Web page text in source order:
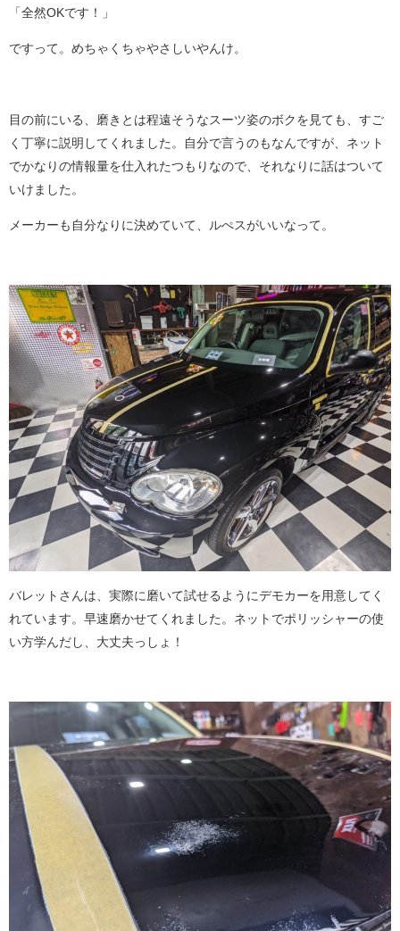
「全然OKです！」
ですって。めちゃくちゃやさしいやんけ。
目の前にいる、磨きとは程遠そうなスーツ姿のボクを見ても、すご
く丁寧に説明してくれました。自分で言うのもなんですが、ネット
でかなりの情報量を仕入れたつもりなので、それなりに話はついて
いけました。
メーカーも自分なりに決めていて、ルぺスがいいなって。
バレットさんは、実際に磨いて試せるようにデモカーを用意してく
れています。早速磨かせてくれました。ネットでポリッシャーの使
い方学んだし、大丈夫っしょ！